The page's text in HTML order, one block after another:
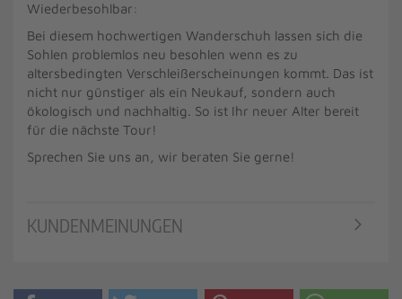
Wiederbesohlbar:
Bei diesem hochwertigen Wanderschuh lassen sich die
Sohlen problemlos neu besohlen wenn es zu
altersbedingten Verschleißerscheinungen kommt. Das ist
nicht nur günstiger als ein Neukauf, sondern auch
ökologisch und nachhaltig. So ist Ihr neuer Alter bereit
für die nächste Tour!
Sprechen Sie uns an, wir beraten Sie gerne!
KUNDENMEINUNGEN